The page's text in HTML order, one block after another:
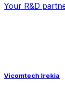
Your R&D
Vicomtech Irekia